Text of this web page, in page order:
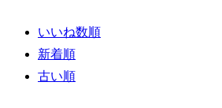
いいね数順
新着順
古い順